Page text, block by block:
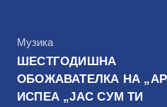
КАтегорија
Музика
ШЕСТГОДИШНА
ОБОЖАВАТЕЛКА НА
ИСПЕА „ЈАС СУМ ТИ